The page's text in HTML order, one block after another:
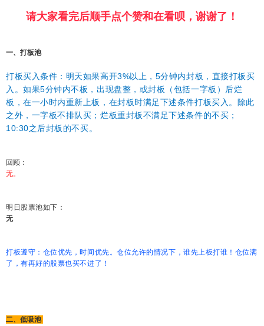
请大家看完后顺手点个赞和在看呗，谢谢了！
一、打板池
打板买入条件：明天如果高开3%以上，5分钟内封板，直接打板买
入。如果5分钟内不板，出现盘整，或封板（包括一字板）后烂
板，在一小时内重新上板，在封板时满足下述条件打板买入。除此
之外，一字板不排队买；烂板重封板不满足下述条件的不买；
10:30之后封板的不买。
回顾：
无。
明日股票池如下：
无
打板遵守：仓位优先，时间优先。仓位允许的情况下，谁先上板打谁！仓位满
了，有再好的股票也买不进了！
二、低吸池